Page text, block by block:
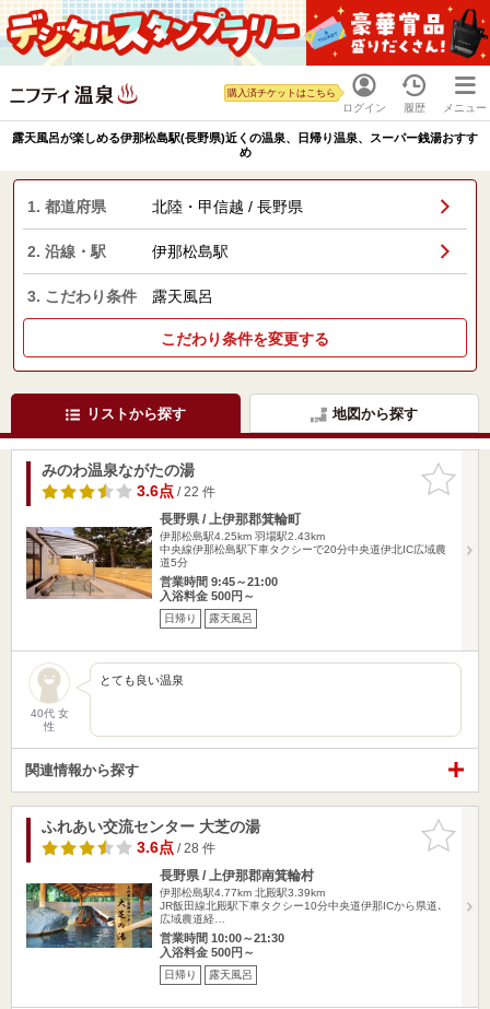
ログイン
購入済チケットはこちら
履歴 メニュー
露天風呂が楽しめる伊那松島駅(長野県)近くの温泉、日帰り温泉、スーパー銭湯おすす
め
1. 都道府県 北陸・甲信越 / 長野県
2. 沿線・駅 伊那松島駅
3. こだわり条件 露天風呂
こだわり条件を変更する
リストから探す 地図から探す
お気に入
りに追加
みのわ温泉ながたの湯
3.6点/ 22 件
長野県 / 上伊那郡箕輪町
伊那松島駅4.25km 羽場駅2.43km
中央線伊那松島駅下車タクシーで20分中央道伊北IC広域農
道5分
営業時間 9:45～21:00
入浴料金 500円～
日帰り 露天風呂
40代 女
性
とても良い温泉
関連情報から探す
お気に入
りに追加
ふれあい交流センター 大芝の湯
3.6点/ 28 件
長野県 / 上伊那郡南箕輪村
伊那松島駅4.77km 北殿駅3.39km
JR飯田線北殿駅下車タクシー10分中央道伊那ICから県道､
広域農道経…
営業時間 10:00～21:30
入浴料金 500円～
日帰り 露天風呂